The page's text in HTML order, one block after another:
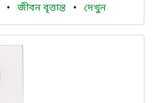
• জীবন বৃত্তান্ত • দেখুন